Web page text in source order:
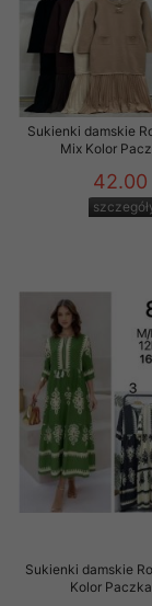
Sukienki damskie
Mix Kolor
42.00
Sukienki damskie
Kolor